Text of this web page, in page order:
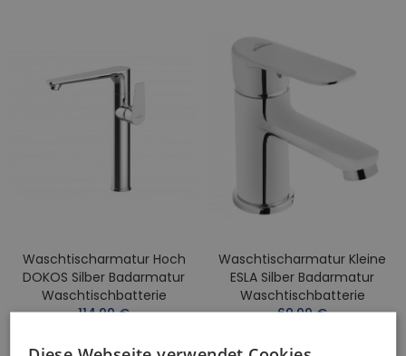
Waschtischarmatur Hoch
DOKOS Silber Badarmatur
Waschtischbatterie
114,99 €
Waschtischarmatur Kleine
ESLA Silber Badarmatur
Waschtischbatterie
69,99 €